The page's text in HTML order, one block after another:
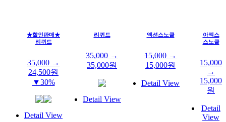
★할인판매★
리퀴드
35,000 →
24,500원
▼30%
Detail View
리퀴드
35,000 →
35,000원
Detail View
액션스노클
15,000 →
15,000원
Detail View
아멕스
스노클
15,000
→
15,000
원
Detail
View